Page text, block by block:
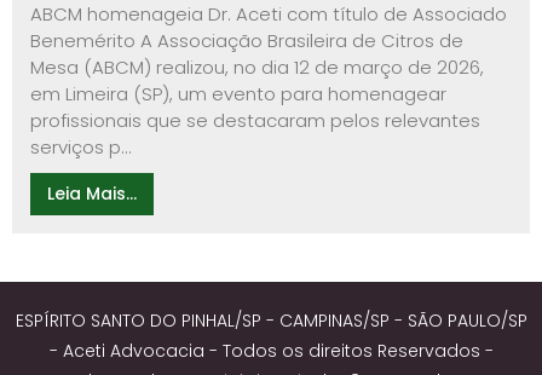
ABCM homenageia Dr. Aceti com título de Associado
Benemérito A Associação Brasileira de Citros de
Mesa (ABCM) realizou, no dia 12 de março de 2026,
em Limeira (SP), um evento para homenagear
profissionais que se destacaram pelos relevantes
serviços p...
Leia Mais...
ESPÍRITO SANTO DO PINHAL/SP - CAMPINAS/SP - SÃO PAULO/SP
- Aceti Advocacia - Todos os direitos Reservados -